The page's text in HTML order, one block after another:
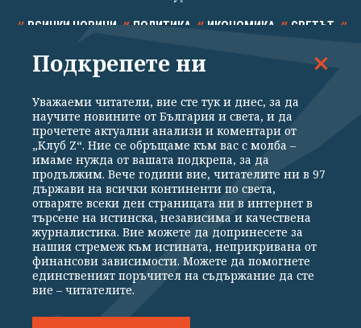
ВСИЧКИ НОВИНИ ПОЛИТИКА ИКОНОМИКА СВЕТЪТ
СПОРТ КУЛТУРА ТЕХНОЛОГИИ КАЛЕЙДОСКОП
Общи условия
Политика за поверителност
Реклама
Партньори Контакти
За Клуб Z
Екип
Подкрепете ни
Издател на www.clubz.bg е „Клуб Зебра Медия“ ЕООД, София, ул. "Алеко
Константинов" 3. Всички права запазени 2026 „Клуб Зебра Медия“
Препечатването на материали, снимки и видео от www.clubz.bg без
Подкрепете ни
Уважаеми читатели, вие сте тук и днес, за да
научите новините от България и света, и да
прочетете актуални анализи и коментари от
„Клуб Z“. Ние се обръщаме към вас с молба –
имаме нужда от вашата подкрепа, за да
продължим. Вече години вие, читателите ни в 97
държави на всички континенти по света,
отваряте всеки ден страницата ни в интернет в
търсене на истинска, независима и качествена
журналистика. Вие можете да допринесете за
нашия стремеж към истината, неприкривана от
финансови зависимости. Можете да помогнете
единственият поръчител на съдържание да сте
вие – читателите.